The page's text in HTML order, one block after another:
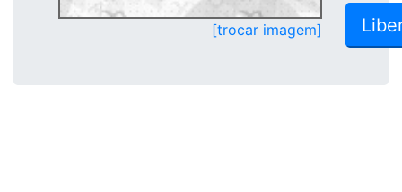
[trocar imagem]